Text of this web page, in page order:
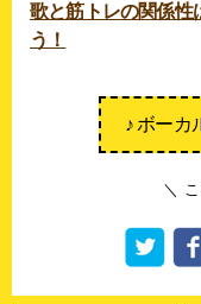
歌と筋トレの関係性
う！
♪ ボーカ
＼